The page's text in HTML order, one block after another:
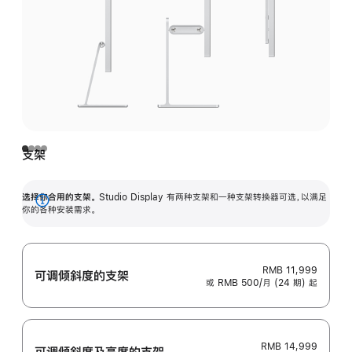
支架
选择你合用的支架。 Studio Display 有两种支架和一种支架转换器可选，以满足
你的各种安装需求。
展
可调倾斜度的支架
RMB 11,999
或 RMB 500/月 (24 期) 起
RMB 14,999